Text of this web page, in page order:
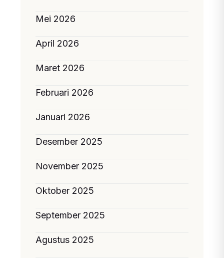
Mei 2026
April 2026
Maret 2026
Februari 2026
Januari 2026
Desember 2025
November 2025
Oktober 2025
September 2025
Agustus 2025